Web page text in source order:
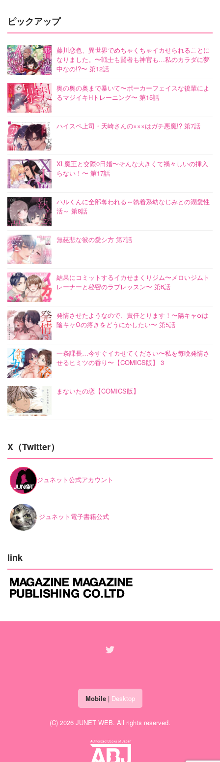
ピックアップ
藤川恋色、異世界でめちゃくちゃイカせられることに
なりました。〜戦士も賢者も神官も…私のカラダに夢
中なの!?〜 第12話
奥の奥の奥まで暴いて〜ポーカーフェイスな後輩によ
るマジイキHトレーニング〜 第15話
ハイスペ上司・天崎さんの×××はガチ悪魔!? 第7話
XL魔王と交際0日婚〜そんな大きくて禍々しいの挿入
らない！〜 第17話
ハルくんに全部奪われる～執着系幼なじみとの溺愛性
活～ 第8話
無慈悲な彼の愛シ方 第7話
結果にコミットするイカせまくりジム〜メロいジムト
レーナーと秘密のラブレッスン〜 第6話
発情させたようなので、責任とります！〜陽キャαは
陰キャΩの疼きをどうにかしたい〜 第5話
一条課長…今すぐイカせてください〜私を毎晩発情さ
せるヒミツの香り〜【COMICS版】 3
まないたの恋【COMICS版】
X（Twitter）
ジュネット公式アカウント
ジュネット電子書籍公式
link
Mobile| Desktop
(C) 2026 JUNET WEB. All rights reserved.